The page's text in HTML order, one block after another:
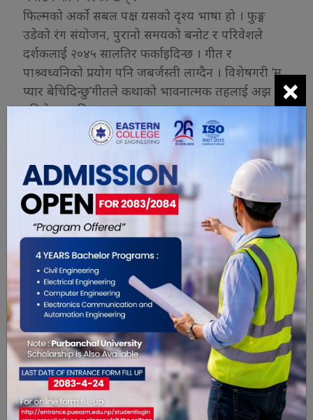
फिल्मको अर्को सबल पक्ष यसको दृश्य भाषा हो । फुङ्ग
उडेको रंग संयोजन, पुरानो समयको बनोट र परिवेशले
दर्शकलाई २०४५ सालतिर फर्काइदिन्छ । गीत र
पाश्र्वध्वनिको प्रयोग पनि जबर्जस्ती लाग्दैन । विशेषगरी ‘म
प्यार बेचिदिन्छु’गीतले कथाको भावनात्मक तहलाई अझ
गहिरो बनाइदिन्छ ।
तर फिल्मले वादी समुदायलाई चित्रण गर्दा अपेक्षित
संवेदनशीलता भने कायम राख्न सकेको छैन । समूदायको
पीडाभन्दा पनि कतिपय दृश्यमा व्यवसायिक सिनेमाको
आकर्षण बढी देखिन्छ । वादी महिलाहरू किन यस्तो
अवस्थासम्म पुगे ? राज्य कहाँ असफल भयो ? वादी समाज
भनेको के हो ? समाजले किन उनीहरूलाई यही चक्रमा
धकेल्यो ? फिल्मले यी प्रश्नहरूलाई सतहबाट छोएर छाडेको
अवस्था छ । यदि यही पक्षलाई गहिरो बनाइएको भए,
‘लालीबजार’ एउटा शक्तिशाली सामाजिक दस्तावेज
बन्नसक्थ्यो ।
तर यति कमजोरीका बीच पनि फिल्मको अन्तिम भागले
दर्शकलाई भावुक बनाउँछ । जब मधु आफ्नो छोरीको
भविष्यलाई आफ्नै जीवनभन्दा ठूलो सपना ठान्छिन्, त्यहाँ
एउटा आमाको मौन संघर्ष बोल्न थाल्छ । छोरीले आफूले
नपाएको सम्मान पाओस् भन्ने चाहनामा मधुको थकित
×